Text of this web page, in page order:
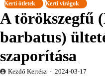
Kerti ötletek Kerti virágok
A törökszegfű
barbatus)
szaporítása
Kezdő Kertész 2024-03-17